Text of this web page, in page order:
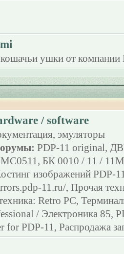
ушки от компании
/ software
эмуляторы
PDP-11 original ,
, БК 0010 / 11 / 11M
изображений PDP-
11.ru/, Прочая
Retro PC,
/ Электроника 85,
for PDP-11 , Распродажа